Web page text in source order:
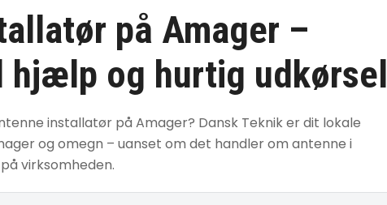
på Amager –
hjælp og hurtig udkørsel
installatør på Amager? Dansk Teknik er dit lokale
og omegn – uanset om det handler om antenne i
virksomheden.